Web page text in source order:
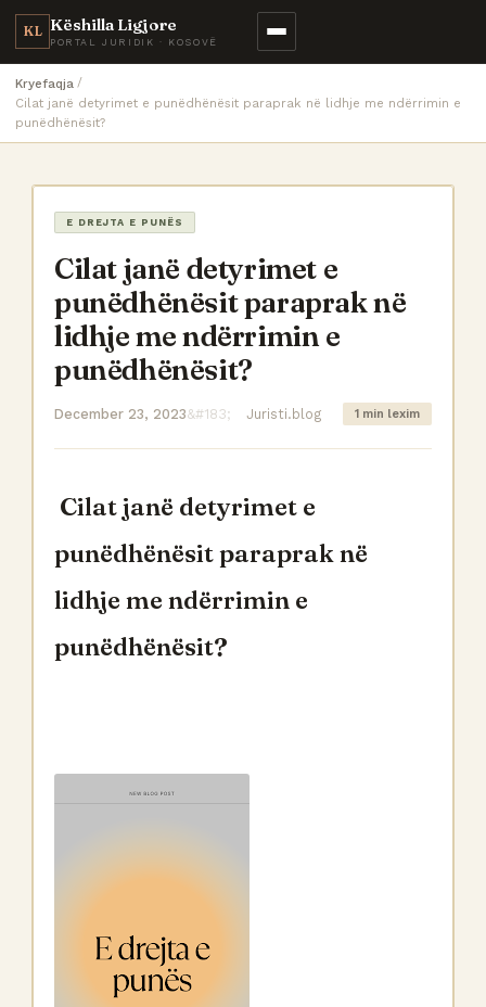
KL Këshilla Ligjore
PORTAL JURIDIK · KOSOVË
Kryefaqja
Cilat janë detyrimet e punëdhënësit paraprak në lidhje me ndërrimin e
punëdhënësit?
E DREJTA E PUNËS
Cilat janë detyrimet e
punëdhënësit paraprak në
lidhje me ndërrimin e
punëdhënësit?
December 23, 2023 Juristi.blog 1 min lexim
Cilat janë detyrimet e
punëdhënësit paraprak në
lidhje me ndërrimin e
punëdhënësit?